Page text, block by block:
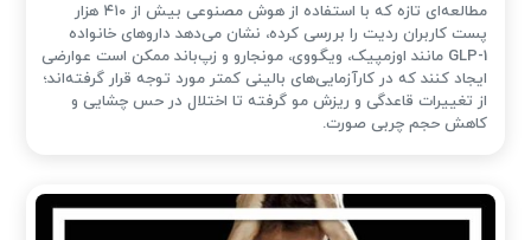
مطالعه‌ای تازه که با استفاده از هوش مصنوعی بیش از ۴۱۰ هزار
پست کاربران ردیت را بررسی کرده، نشان می‌دهد داروهای خانواده
GLP-1 مانند اوزمپیک، ویگووی، مونجارو و زپ‌باند ممکن است عوارضی
ایجاد کنند که در کارآزمایی‌های بالینی کمتر مورد توجه قرار گرفته‌اند؛
از تغییرات قاعدگی و ریزش مو گرفته تا اختلال در حس چشایی و
کاهش حجم چربی صورت.